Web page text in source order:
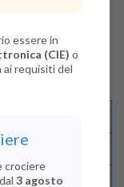
essere in
(CIE) o
ai requisiti del
crociere
3 agosto